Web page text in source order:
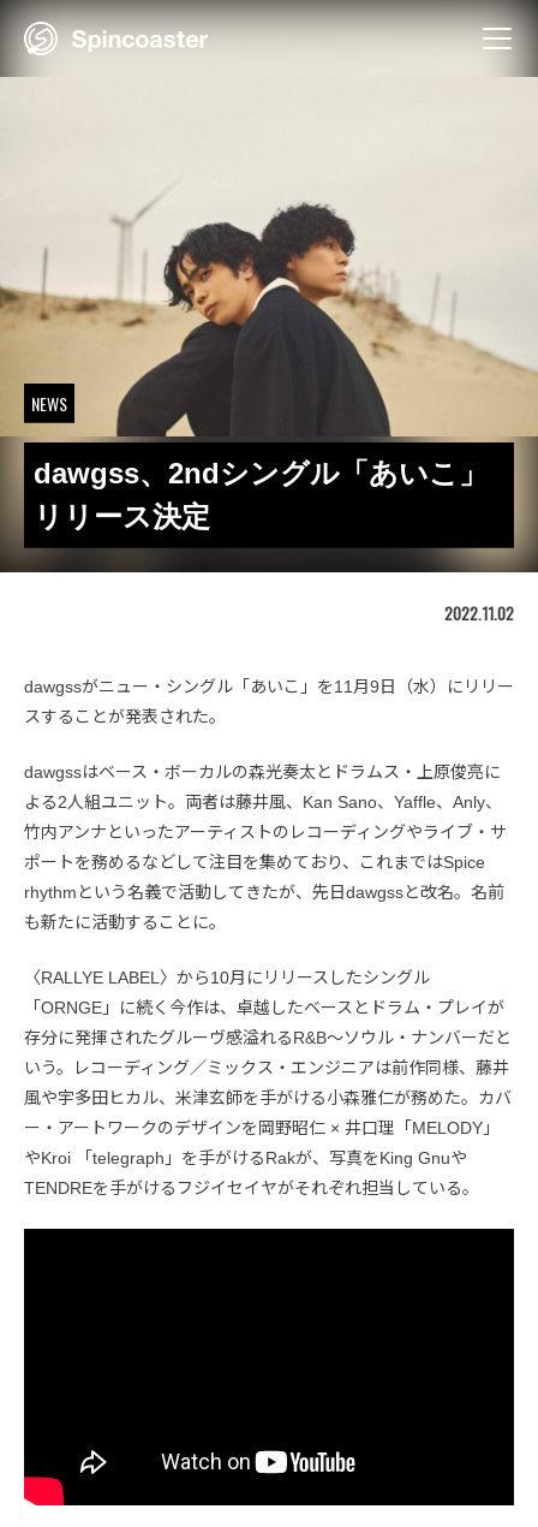
Skip
NEWS
dawgss、2ndシングル「あいこ」
リリース決定
2022.11.02
dawgssがニュー・シングル「あいこ」を11月9日（水）にリリー
スすることが発表された。
dawgssはベース・ボーカルの森光奏太とドラムス・上原俊亮に
よる2人組ユニット。両者は藤井風、Kan Sano、Yaffle、Anly、
竹内アンナといったアーティストのレコーディングやライブ・サ
ポートを務めるなどして注目を集めており、これまではSpice
rhythmという名義で活動してきたが、先日dawgssと改名。名前
も新たに活動することに。
〈RALLYE LABEL〉から10月にリリースしたシングル
「ORNGE」に続く今作は、卓越したベースとドラム・プレイが
存分に発揮されたグルーヴ感溢れるR&B〜ソウル・ナンバーだと
いう。レコーディング／ミックス・エンジニアは前作同様、藤井
風や宇多田ヒカル、米津玄師を手がける小森雅仁が務めた。カバ
ー・アートワークのデザインを岡野昭仁 × 井口理「MELODY」
やKroi 「telegraph」を手がけるRakが、写真をKing Gnuや
TENDREを手がけるフジイセイヤがそれぞれ担当している。